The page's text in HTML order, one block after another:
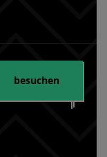
besuchen